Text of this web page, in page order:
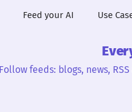
Feed your AI Use
Follow feeds: blogs, news,